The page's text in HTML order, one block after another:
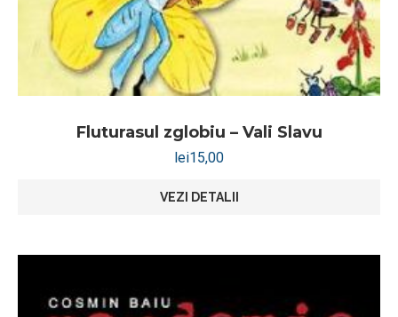
Fluturasul zglobiu – Vali Slavu
lei15,00
VEZI DETALII